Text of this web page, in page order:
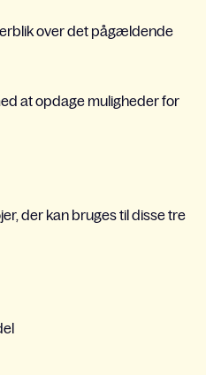
over det pågældende
at opdage muligheder for
der kan bruges til disse tre